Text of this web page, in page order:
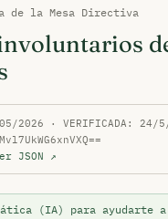
de la Mesa Directiva
05/2026 · VERIFICADA: 24/
JSON ↗
(IA) para ayudarte